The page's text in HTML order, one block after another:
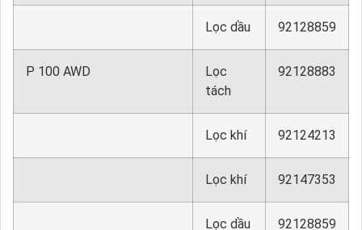
Lọc dầu 92128859
P 100 AWD
Lọc
tách
92128883
Lọc khí 92124213
Lọc khí 92147353
Lọc dầu 92128859